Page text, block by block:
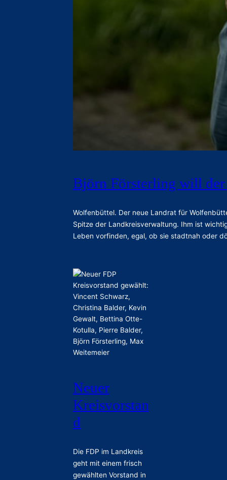
Björn Försterling will der
Wolfenbüttel. Der neue Landrat für
Spitze der Landkreisverwaltung. Ihm ist
Leben vorfinden, egal, ob sie stadtnah oder
Neuer
Kreisvorstan
d
Die FDP im Landkreis
geht mit einem frisch
gewählten Vorstand in